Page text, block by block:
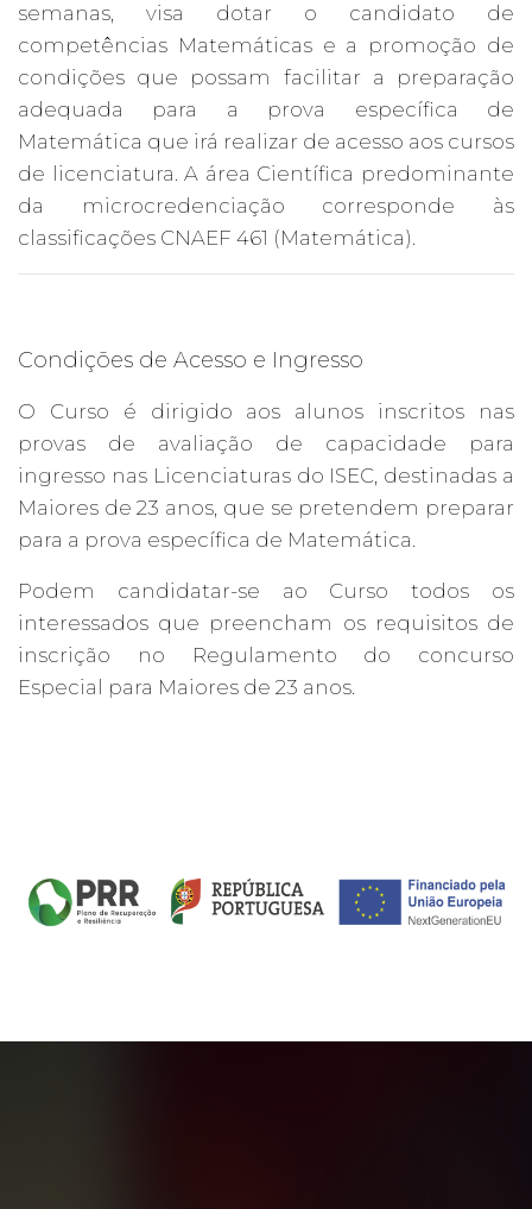
semanas, visa dotar o candidato de
competências Matemáticas e a promoção de
condições que possam facilitar a preparação
adequada para a prova específica de
Matemática que irá realizar de acesso aos cursos
de licenciatura. A área Científica predominante
da microcredenciação corresponde às
classificações CNAEF 461 (Matemática).
Condições de Acesso e Ingresso
O Curso é dirigido aos alunos inscritos nas
provas de avaliação de capacidade para
ingresso nas Licenciaturas do ISEC, destinadas a
Maiores de 23 anos, que se pretendem preparar
para a prova específica de Matemática.
Podem candidatar-se ao Curso todos os
interessados que preencham os requisitos de
inscrição no Regulamento do concurso
Especial para Maiores de 23 anos.